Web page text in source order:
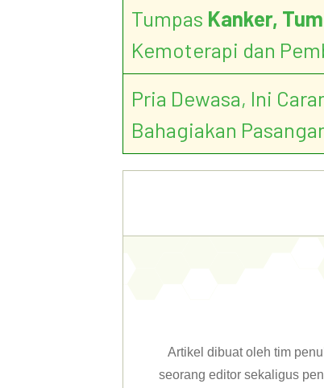
Tumpas Kanker,
Kemoterapi dan
Pria Dewasa, Ini
Bahagiakan
Artikel dibuat oleh tim
seorang editor sekaligus